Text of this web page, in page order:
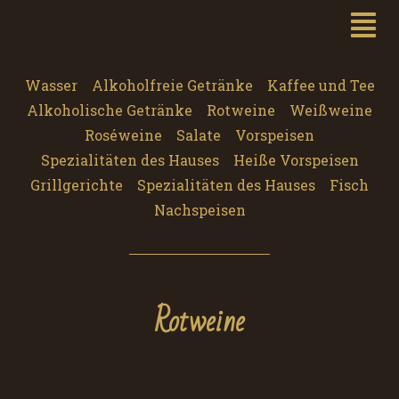
Wasser Alkoholfreie Getränke
Kaffee und Tee
Alkoholische Getränke
Rotweine
Weißweine
Roséweine
Salate
Vorspeisen
Spezialitäten des Hauses
Heiße Vorspeisen
Grillgerichte
Spezialitäten des Hauses
Fisch
Nachspeisen
Rotweine